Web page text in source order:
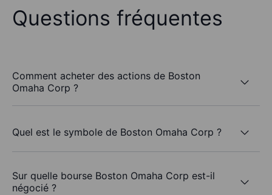
Questions fréquentes
Comment acheter des actions de Boston
Omaha Corp ?
Quel est le symbole de Boston Omaha Corp ?
Sur quelle bourse Boston Omaha Corp est-il
négocié ?